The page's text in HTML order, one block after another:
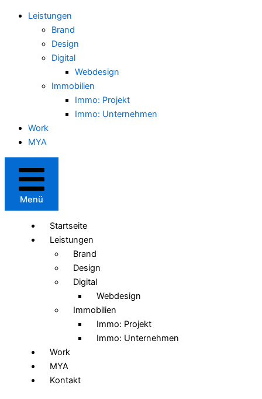
Leistungen
Brand
Design
Digital
Webdesign
Immobilien
Immo: Projekt
Immo: Unternehmen
Work
MYA
Menü
Startseite
Leistungen
Brand
Design
Digital
Webdesign
Immobilien
Immo: Projekt
Immo: Unternehmen
Work
MYA
Kontakt